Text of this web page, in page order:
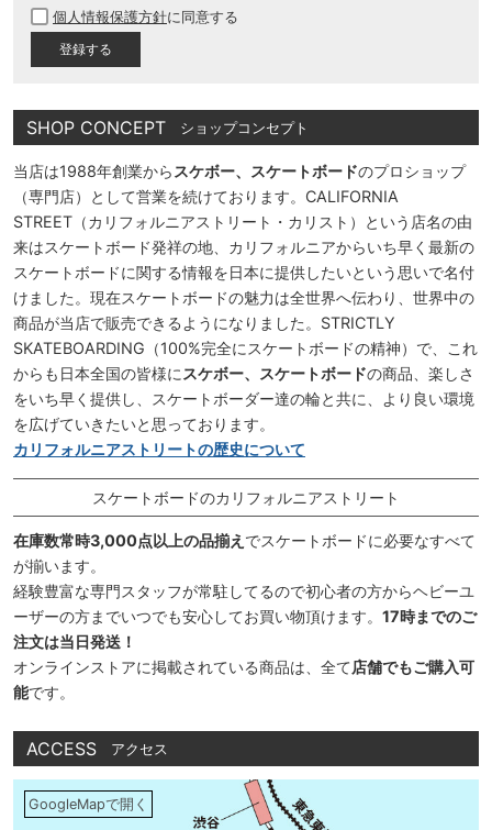
須
個人情報保護方針に同意する
SHOP CONCEPT ショップコンセプト
当店は1988年創業から スケボー、スケートボードのプロショップ
（専門店）として営業を続けております。CALIFORNIA
STREET（カリフォルニアストリート・カリスト）という店名の由
来はスケートボード発祥の地、カリフォルニアからいち早く最新の
スケートボードに関する情報を日本に提供したいという思いで名付
けました。現在スケートボードの魅力は全世界へ伝わり、世界中の
商品が当店で販売できるようになりました。STRICTLY
SKATEBOARDING（100%完全にスケートボードの精神）で、これ
からも日本全国の皆様に スケボー、スケートボードの商品、楽しさ
をいち早く提供し、スケートボーダー達の輪と共に、より良い環境
を広げていきたいと思っております。
カリフォルニアストリートの歴史について
スケートボードのカリフォルニアストリート
在庫数常時3,000点以上の品揃え でスケートボードに必要なすべて
が揃います。
経験豊富な専門スタッフが常駐してるので初心者の方からヘビーユ
ーザーの方までいつでも安心してお買い物頂けます。 17時までのご
注文は当日発送！
オンラインストアに掲載されている商品は、全て店舗でもご購入可
能です。
ACCESS アクセス
GoogleMapで開く